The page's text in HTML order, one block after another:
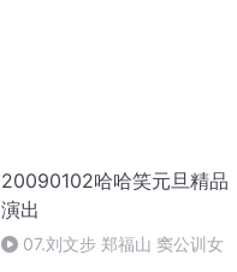
20090102哈哈笑元旦精品
演出
07.刘文步 郑福山 窦公训女